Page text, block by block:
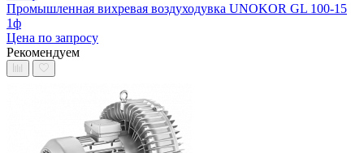
Промышленная вихревая воздуходувка UNOKOR GL 100-15
1ф
Цена по запросу
Рекомендуем